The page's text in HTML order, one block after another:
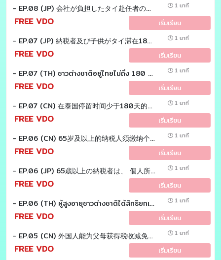
- EP.08 (JP) 会社が負担したタイ赴任者の航空券代および 引っ越し費用は個人所得税の課税対象となるのでしょうか？ 1 นาที
FREE VDO เริ่มเรียน
- EP.07 (JP) 納税者及び子供がタイ滞在180日未満の場合、 扶養控除の適用が可能か。 Tax EZ sensei 1 นาที
FREE VDO เริ่มเรียน
- EP.07 (TH) ชาวต่างชาติอยู่ไทยไม่ถึง 180 วัน หักลดหย่อน คู่สมรสเเละบุตรได้หรือไม่? Tax EZ sensei 1 นาที
FREE VDO เริ่มเรียน
- EP.07 (CN) 在泰国停留时间少于180天的外国人 配偶和子女可以扣除吗 ？ Tax EZ LAOSHI 1 นาที
FREE VDO เริ่มเรียน
- EP.06 (CN) 65岁及以上的纳税人须缴纳个人所得税 有免税吗？Tax EZ LAOSHI 1 นาที
FREE VDO เริ่มเรียน
- EP.06 (JP) 65歳以上の納税者は、 個人所得税の免税恩典がある？ Tax EZ sensei 1 นาที
FREE VDO เริ่มเรียน
- EP.06 (TH) ผู้สูงอายุชาวต่างชาติได้สิทธิยกเว้นเงินได้ "แสนเก้า" เหมือนคนไทยหรือไม่? Tax EZ sensei 1 นาที
FREE VDO เริ่มเรียน
- EP.05 (CN) 外国人能为父母获得税收减免吗？Tax EZ laoshi 1 นาที
FREE VDO เริ่มเรียน